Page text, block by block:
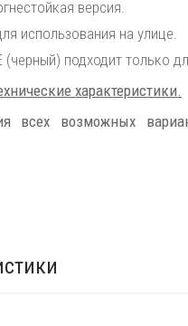
версия.
использования на улице.
(черный) подходит только
характеристики.
всех возможных